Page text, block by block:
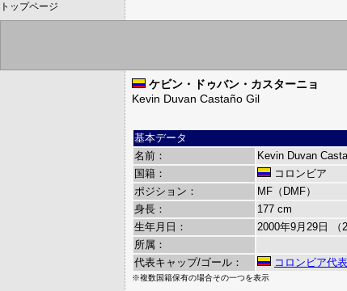
トップページ
ケビン・ドゥバン・カスターニョ
Kevin Duvan Castaño Gil
基本データ
名前：
Kevin Duvan
国籍：
コロンビア
ポジション：
MF（DMF）
身長：
177 cm
生年月日：
2000年9月29日 （
所属：
代表キャップ/ゴール：
コロンビア代表
※複数国籍保有の場合その一つを表示